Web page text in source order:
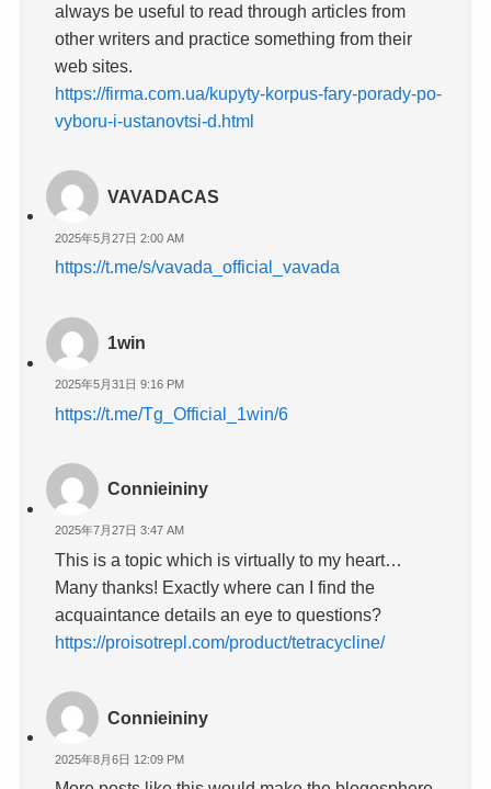
always be useful to read through articles from
other writers and practice something from their
web sites.
https://firma.com.ua/kupyty-korpus-fary-porady-po-
vyboru-i-ustanovtsi-d.html
VAVADACAS
2025年5月27日 2:00 AM
https://t.me/s/vavada_official_vavada
1win
2025年5月31日 9:16 PM
https://t.me/Tg_Official_1win/6
Connieininy
2025年7月27日 3:47 AM
This is a topic which is virtually to my heart…
Many thanks! Exactly where can I find the
acquaintance details an eye to questions?
https://proisotrepl.com/product/tetracycline/
Connieininy
2025年8月6日 12:09 PM